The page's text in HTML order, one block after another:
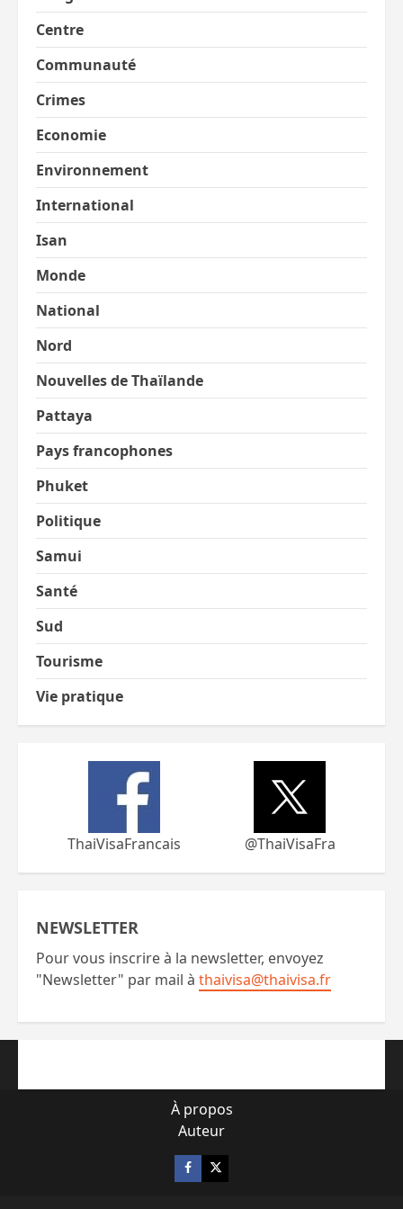
Centre
Communauté
Crimes
Economie
Environnement
International
Isan
Monde
National
Nord
Nouvelles de Thaïlande
Pattaya
Pays francophones
Phuket
Politique
Samui
Santé
Sud
Tourisme
Vie pratique
ThaiVisaFrancais @ThaiVisaFra
NEWSLETTER
Pour vous inscrire à la newsletter, envoyez
"Newsletter" par mail à thaivisa@thaivisa.fr
À propos
Auteur
Facebook
X